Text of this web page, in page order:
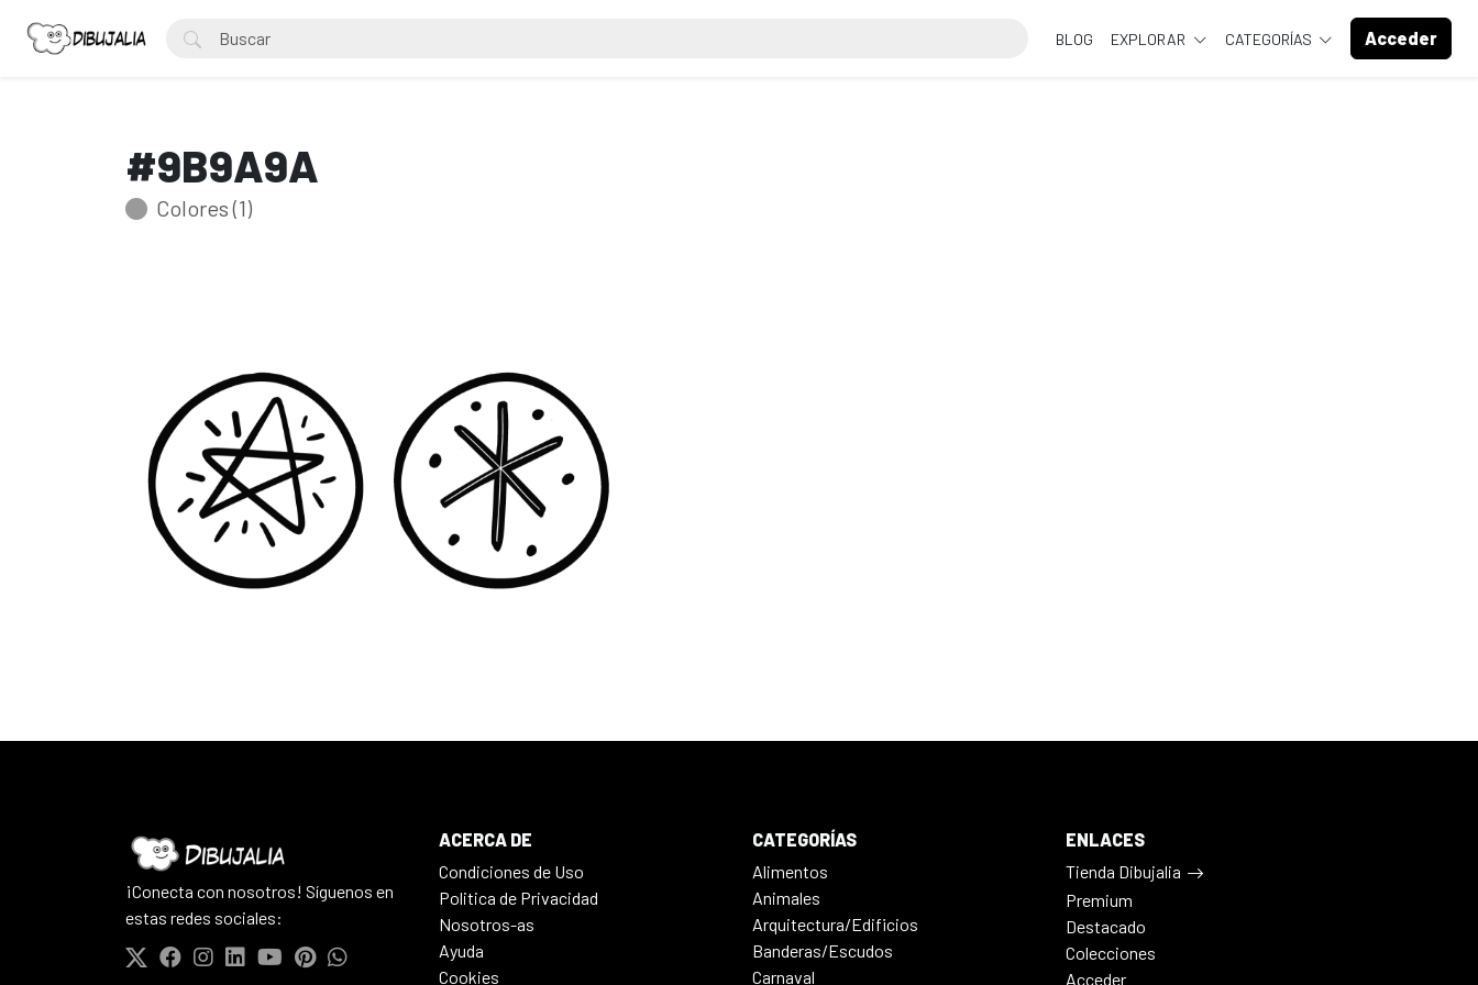
BLOG EXPLORAR CATEGORÍAS Acceder
#9B9A9A
Colores (1)
¡Conecta con nosotros! Síguenos en
estas redes sociales:
ACERCA DE
Condiciones de Uso
Politica de Privacidad
Nosotros-as
Ayuda
Cookies
CATEGORÍAS
Alimentos
Animales
Arquitectura/Edificios
Banderas/Escudos
Carnaval
ENLACES
Tienda Dibujalia
Premium
Destacado
Colecciones
Acceder